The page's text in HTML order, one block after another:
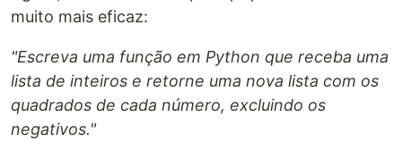
muito mais eficaz:
"Escreva uma função em Python que receba uma
lista de inteiros e retorne uma nova lista com os
quadrados de cada número, excluindo os
negativos."